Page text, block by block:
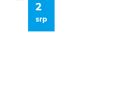
2
srp